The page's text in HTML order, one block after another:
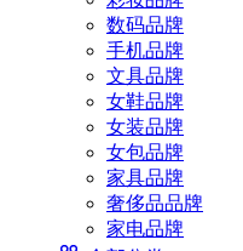
数码品牌
手机品牌
文具品牌
女鞋品牌
女装品牌
女包品牌
家具品牌
奢侈品品牌
家电品牌